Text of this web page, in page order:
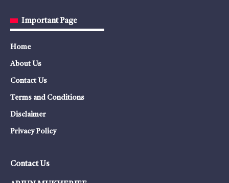
Important Page
Home
About Us
Contact Us
Terms and Conditions
Disclaimer
Privacy Policy
Contact Us